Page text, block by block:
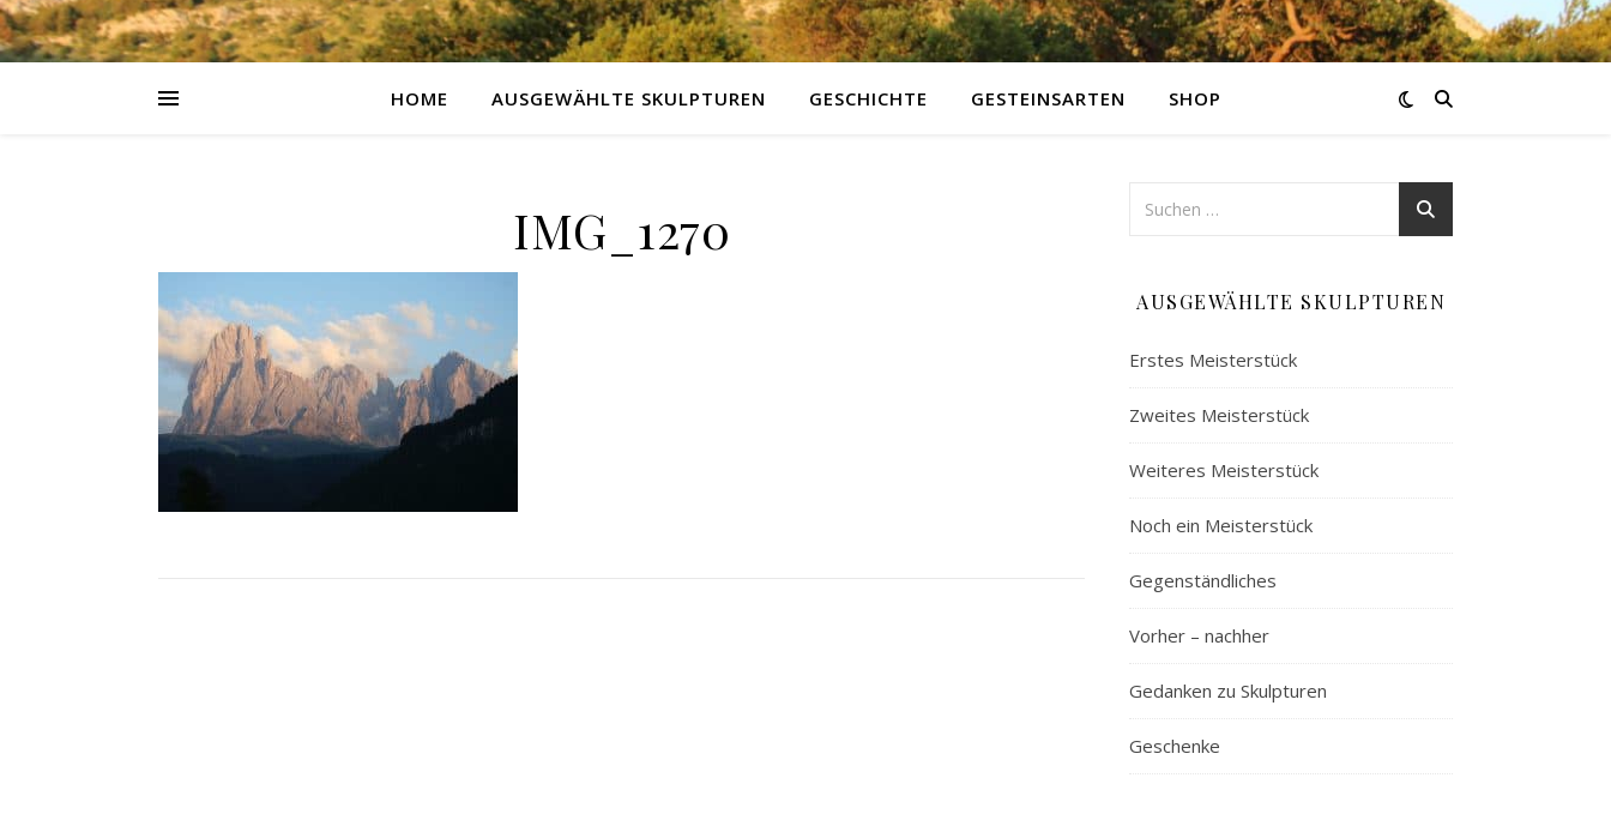
HOME AUSGEWÄHLTE SKULPTUREN GESCHICHTE GESTEINSARTEN SHOP
IMG_1270
AUSGEWÄHLTE SKULPTUREN
Erstes Meisterstück
Zweites Meisterstück
Weiteres Meisterstück
Noch ein Meisterstück
Gegenständliches
Vorher – nachher
Gedanken zu Skulpturen
Geschenke